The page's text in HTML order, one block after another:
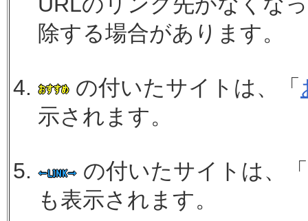
除する場合があります。
の付いたサイトは、「
示されます。
の付いたサイトは、「
も表示されます。